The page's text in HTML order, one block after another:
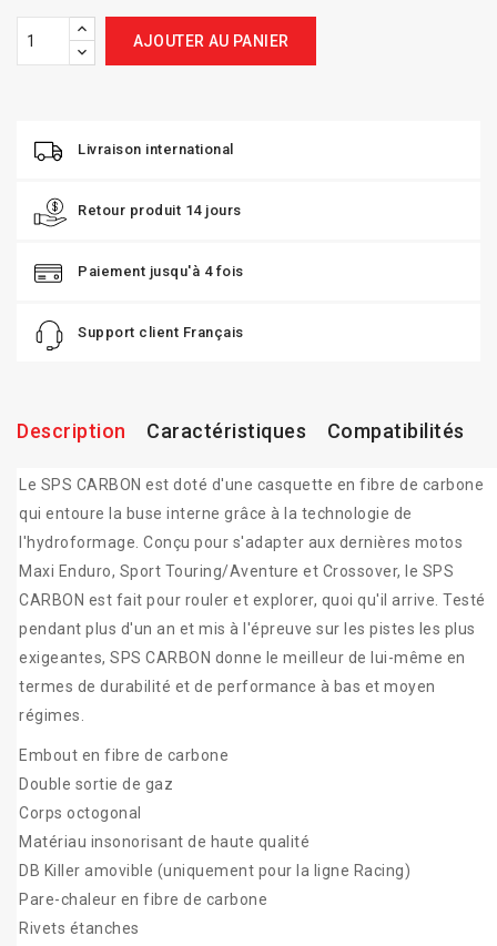
AJOUTER AU PANIER
Livraison international
Retour produit 14 jours
Paiement jusqu'à 4 fois
Support client Français
Description Caractéristiques Compatibilités
Le SPS CARBON est doté d'une casquette en fibre de carbone
qui entoure la buse interne grâce à la technologie de
l'hydroformage. Conçu pour s'adapter aux dernières motos
Maxi Enduro, Sport Touring/Aventure et Crossover, le SPS
CARBON est fait pour rouler et explorer, quoi qu'il arrive. Testé
pendant plus d'un an et mis à l'épreuve sur les pistes les plus
exigeantes, SPS CARBON donne le meilleur de lui-même en
termes de durabilité et de performance à bas et moyen
régimes.
Embout en fibre de carbone
Double sortie de gaz
Corps octogonal
Matériau insonorisant de haute qualité
DB Killer amovible (uniquement pour la ligne Racing)
Pare-chaleur en fibre de carbone
Rivets étanches